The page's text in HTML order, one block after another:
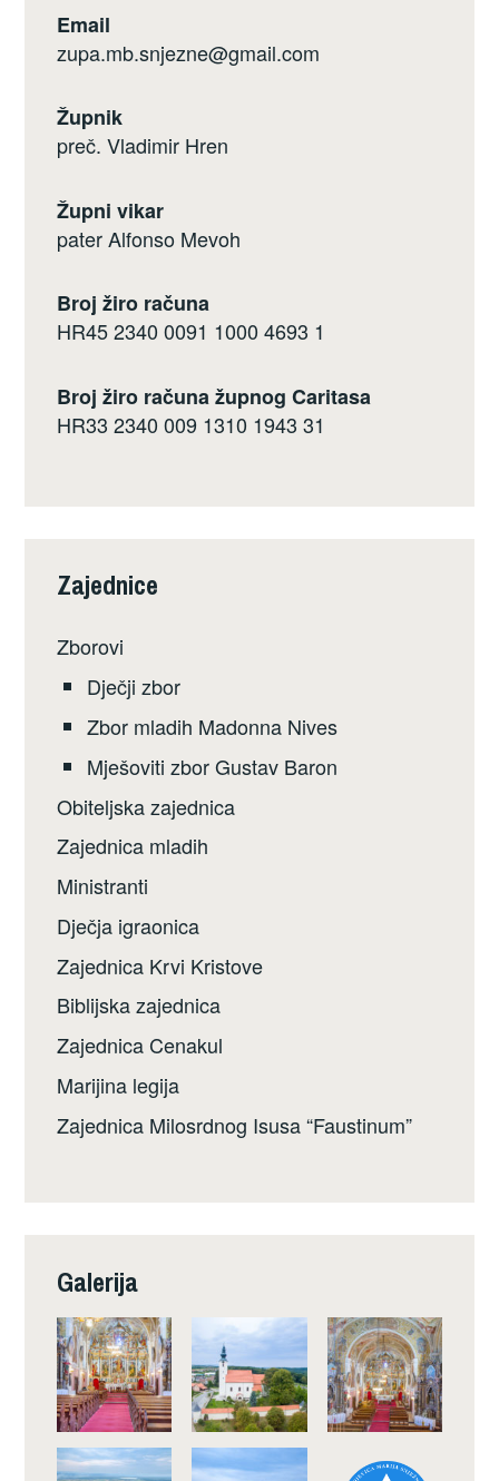
Email
zupa.mb.snjezne@gmail.com
Župnik
preč. Vladimir Hren
Župni vikar
pater Alfonso Mevoh
Broj žiro računa
HR45 2340 0091 1000 4693 1
Broj žiro računa župnog Caritasa
HR33 2340 009 1310 1943 31
Zajednice
Zborovi
Dječji zbor
Zbor mladih Madonna Nives
Mješoviti zbor Gustav Baron
Obiteljska zajednica
Zajednica mladih
Ministranti
Dječja igraonica
Zajednica Krvi Kristove
Biblijska zajednica
Zajednica Cenakul
Marijina legija
Zajednica Milosrdnog Isusa “Faustinum”
Galerija